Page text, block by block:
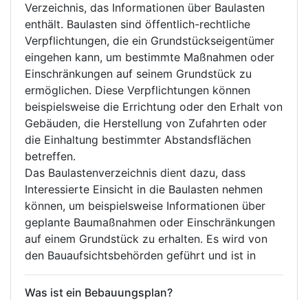
Verzeichnis, das Informationen über Baulasten
enthält. Baulasten sind öffentlich-rechtliche
Verpflichtungen, die ein Grundstückseigentümer
eingehen kann, um bestimmte Maßnahmen oder
Einschränkungen auf seinem Grundstück zu
ermöglichen. Diese Verpflichtungen können
beispielsweise die Errichtung oder den Erhalt von
Gebäuden, die Herstellung von Zufahrten oder
die Einhaltung bestimmter Abstandsflächen
betreffen.
Das Baulastenverzeichnis dient dazu, dass
Interessierte Einsicht in die Baulasten nehmen
können, um beispielsweise Informationen über
geplante Baumaßnahmen oder Einschränkungen
auf einem Grundstück zu erhalten. Es wird von
den Bauaufsichtsbehörden geführt und ist in
Was ist ein Bebauungsplan?